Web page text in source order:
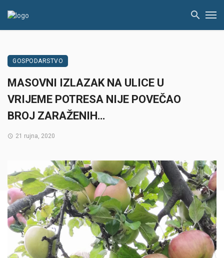
GOSPODARSTVO
MASOVNI IZLAZAK NA ULICE U
VRIJEME POTRESA NIJE POVEČAO
BROJ ZARAŽENIH…
21 rujna, 2020